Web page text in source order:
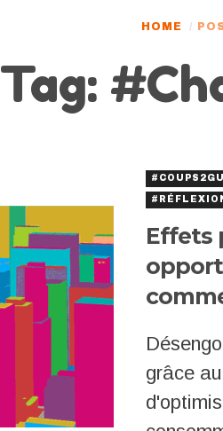
HOME
Tag:
Effets
grâce